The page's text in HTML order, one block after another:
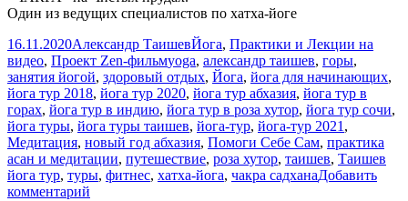
Один из ведущих специалистов по хатха-йоге
Опубликовано
16.11.2020Автор
Александр ТаишевРубрики
Йога, Практики и Лекции на
видео, Проект Zen-фильмМетки
yoga, александр таишев, горы,
занятия йогой, здоровый отдых, Йога, йога для начинающих,
йога тур 2018, йога тур 2020, йога тур абхазия, йога тур в
горах, йога тур в индию, йога тур в роза хутор, йога тур сочи,
йога туры, йога туры таишев, йога-тур, йога-тур 2021 ,
Медитация, новый год абхазия, Помоги Себе Сам, практика
асан и медитации, путешествие, роза хутор, таишев, Таишев
йога тур, туры, фитнес, хатха-йога, чакра садханаДобавить
комментарий